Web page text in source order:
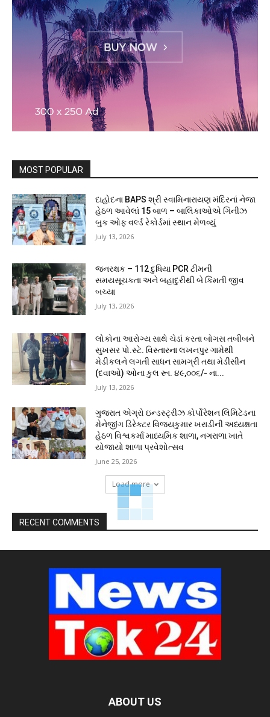
MOST POPULAR
દાહોદના BAPS શ્રી સ્વામિનારાયણ મંદિરનાં નેજા
હેઠળ આવેલાં 15 બાળ – બાલિકાઓએ ગિનીઝ
બુક ઓફ વર્લ્ડ રેકોર્ડમાં સ્થાન મેળવ્યું
July 13, 2026
જનરક્ષક – 112 દુધિયા PCR ટીમની
સમયસૂચકતા અને બહાદુરીથી બે કિંમતી જીવ
બચ્યા
July 13, 2026
લોકોના આરોગ્ય સાથે ચેડાં કરતા બોગસ તબીબને
સુખસર પો.સ્ટે. વિસ્તારના લખનપુર ગામેથી
મેડીકલને લગતી સાધન સામગ્રી તથા મેડીસીન
(દવાઓ) ઓના કુલ રૂા. ૪૯,૦૦૬/- ના...
July 13, 2026
ગુજરાત એગ્રો ઇન્ડસ્ટ્રીઝ કોર્પોરેશન લિમિટેડના
મેનેજીંગ ડિરેક્ટર વિજયકુમાર ખરાડીની અધ્યક્ષતા
હેઠળ વિશ્વકર્મા માધ્યમિક શાળા, નગરાળા ખાતે
યોજાયો શાળા પ્રવેશોત્સવ
June 25, 2026
Load more
RECENT COMMENTS
ABOUT US